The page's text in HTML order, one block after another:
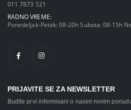
011 7873 521
RADNO VREME:
Ponedeljak-Petak: 08-20h Subota: 08-15h
PRIJAVITE SE ZA NEWSLETTER
Budite prvi informisani o nasim novim